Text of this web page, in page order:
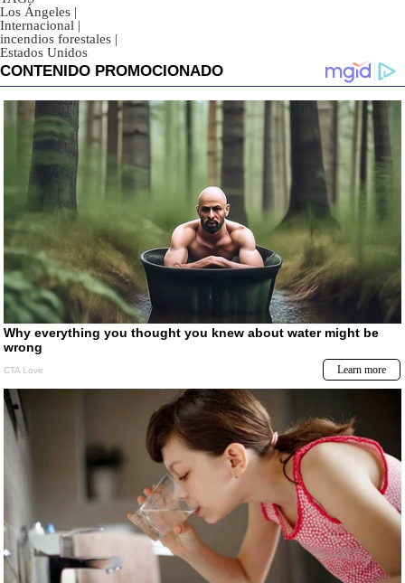
Los Ángeles |
Internacional |
incendios forestales |
Estados Unidos